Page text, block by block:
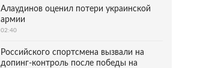
Алаудинов оценил потери украинской
армии
02:40
Российского спортсмена вызвали на
допинг-контроль после победы на